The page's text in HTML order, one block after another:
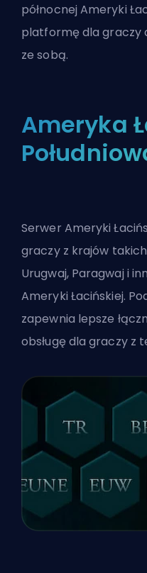
północnej Ameryki
platformę dla graczy
ze sobą.
Ameryka
Serwer Ameryki
graczy z krajów
Urugwaj, Paragwaj i
Ameryki Łacińskiej.
zapewnia lepsze
obsługę dla graczy z